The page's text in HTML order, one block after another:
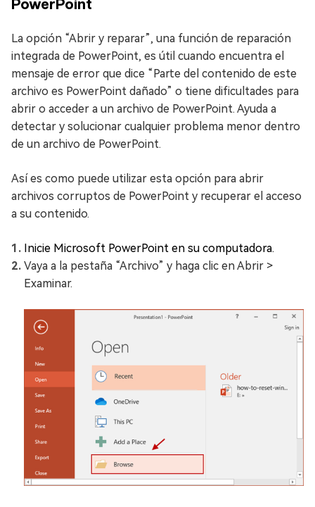
PowerPoint
La opción “Abrir y reparar”, una función de reparación
integrada de PowerPoint, es útil cuando encuentra el
mensaje de error que dice “Parte del contenido de este
archivo es PowerPoint dañado” o tiene dificultades para
abrir o acceder a un archivo de PowerPoint. Ayuda a
detectar y solucionar cualquier problema menor dentro
de un archivo de PowerPoint.
Así es como puede utilizar esta opción para abrir
archivos corruptos de PowerPoint y recuperar el acceso
a su contenido.
Inicie Microsoft PowerPoint en su computadora.
Vaya a la pestaña “Archivo” y haga clic en Abrir >
Examinar.